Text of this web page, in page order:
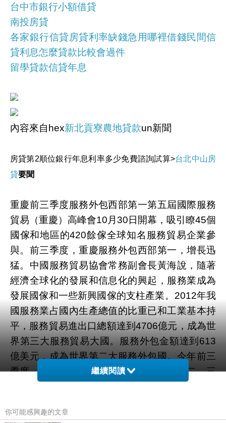
台中市銀行小額借貸
南投房貸
各家銀行信貸房貸利率缺錢急用哪裡借錢民間信
貸利息怎麼貸款比較會過件
留學貸款信貸年息
內容來自hex新北貢寮農地貸款un新聞
房貸第2順位銀行年息利率多少免費諮詢試算>台北中山房
貸要聞
重慶前三季度服務外包西部第一第五屆國際服務
貿易（重慶）高峰會10月30日開幕，吸引瞭45個
國傢和地區的420餘傢全球知名服務貿易企業參
與。前三季度，重慶服務外包西部第一，增長迅
猛。中國服務貿易協會常務副會長黃海說，隨著
經濟全球化的發展和信息化的興起，服務業成為
發展國傢和一些新興國傢的支柱產業。2012年我
國服務業占國內生產總值的比重已和工業基本持
平，服務貿易進出口總額達到4706億元，成為世
界第三大服務貿易大國。服務外包金額達到613
億美元，成為世界第二大服務外包國。今年前三
季度，服務業增加值的增長速度位居一、二、三
不夠合理、產業層次較低，出口市場主要集中在
繼續閱讀
你可能感興趣的文章